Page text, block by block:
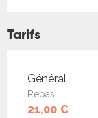
Tarifs
Tarifs 2026
Général
Repas
21,00 €